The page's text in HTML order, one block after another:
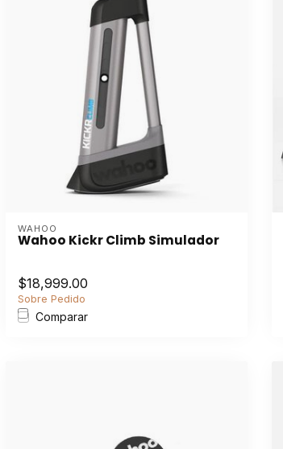
WAHOO
Wahoo Kickr Climb Simulador
$18,999.00
Sobre Pedido
Comparar